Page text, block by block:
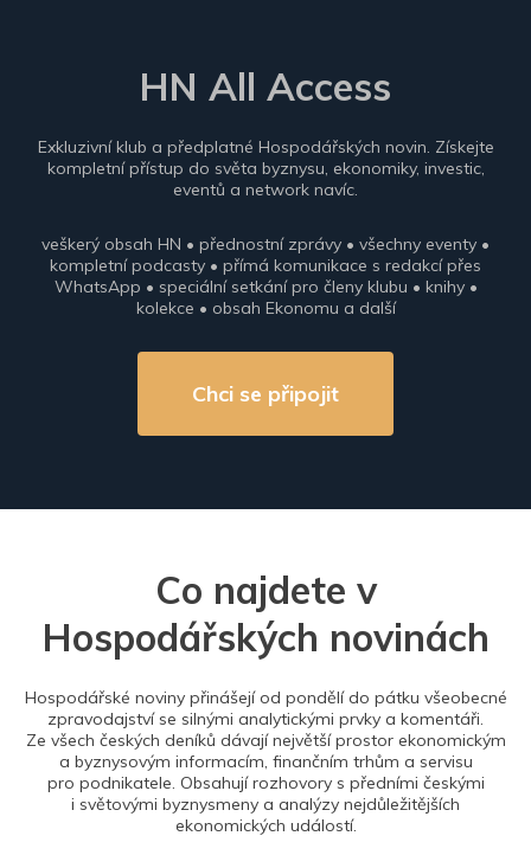
HN All Access
Exkluzivní klub a předplatné Hospodářských novin. Získejte
kompletní přístup do světa byznysu, ekonomiky, investic,
eventů a network navíc.
veškerý obsah HN • přednostní zprávy • všechny eventy •
kompletní podcasty • přímá komunikace s redakcí přes
WhatsApp • speciální setkání pro členy klubu • knihy •
kolekce • obsah Ekonomu a další
Chci se připojit
Co najdete v
Hospodářských novinách
Hospodářské noviny přinášejí od pondělí do pátku všeobecné
zpravodajství se silnými analytickými prvky a komentáři.
Ze všech českých deníků dávají největší prostor ekonomickým
a byznysovým informacím, finančním trhům a servisu
pro podnikatele. Obsahují rozhovory s předními českými
i světovými byznysmeny a analýzy nejdůležitějších
ekonomických událostí.